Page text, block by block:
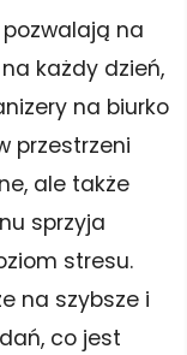
pozwalają na
każdy dzień,
na biurko
przestrzeni
ale także
sprzyja
stresu.
na szybsze i
co jest